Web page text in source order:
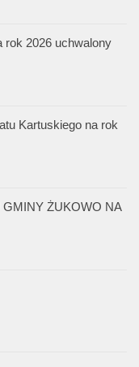
rok 2026 uchwalony
Kartuskiego na rok
ŻUKOWO NA